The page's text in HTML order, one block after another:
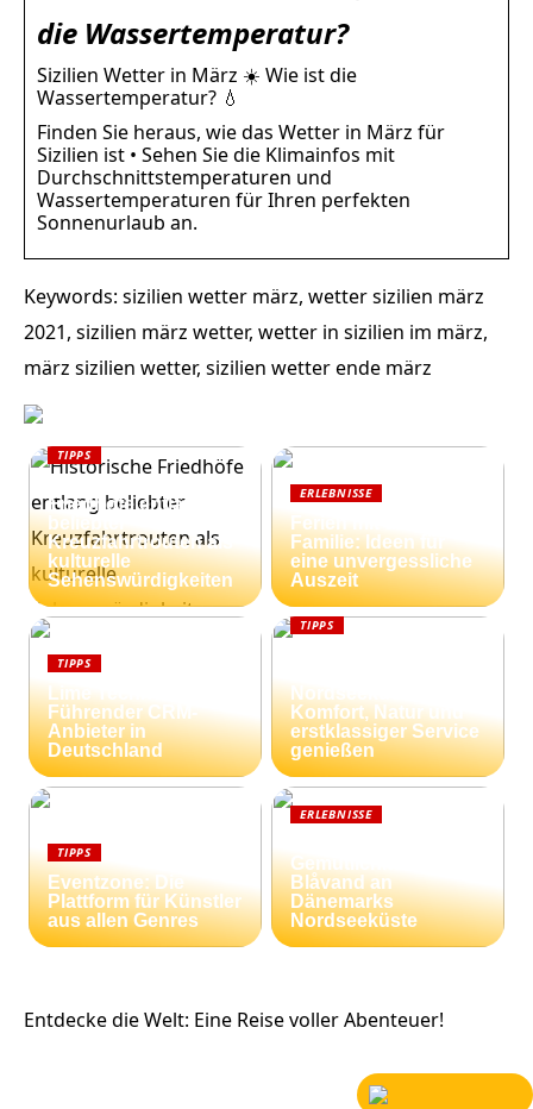
die Wassertemperatur?
Sizilien Wetter in März ☀️ Wie ist die
Wassertemperatur? 💧
Finden Sie heraus, wie das Wetter in März für
Sizilien ist • Sehen Sie die Klimainfos mit
Durchschnittstemperaturen und
Wassertemperaturen für Ihren perfekten
Sonnenurlaub an.
Keywords: sizilien wetter märz, wetter sizilien märz
2021, sizilien märz wetter, wetter in sizilien im märz,
märz sizilien wetter, sizilien wetter ende märz
TIPPS
Friedhöfe entlang
beliebter
Kreuzfahrtrouten als
kulturelle
Sehenswürdigkeiten
ERLEBNISSE
Ferien mit der
Familie: Ideen für
eine unvergessliche
Auszeit
TIPPS
Lime Technologies:
Führender CRM-
Anbieter in
Deutschland
TIPPS
Nordseeküste:
Komfort, Natur und
erstklassiger Service
genießen
TIPPS
Eventzone: Die
Plattform für Künstler
aus allen Genres
ERLEBNISSE
Gemütlichkeit:
Blåvand an
Dänemarks
Nordseeküste
Entdecke die Welt: Eine Reise voller Abenteuer!